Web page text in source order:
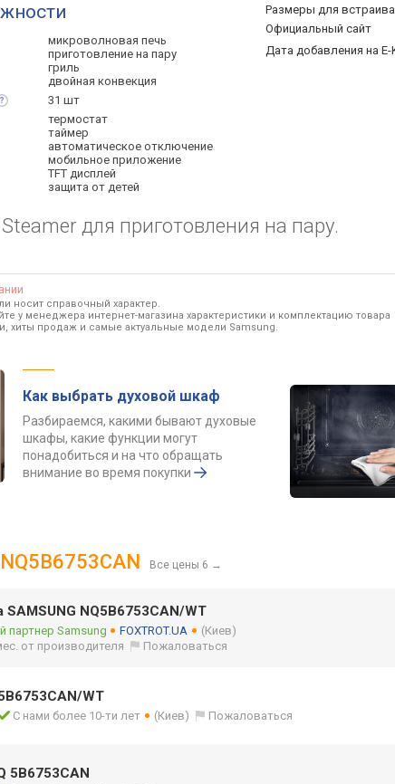
микроволновая печь
приготовление на пару
гриль
двойная конвекция
31 шт
термостат
таймер
автоматическое отключение
мобильное приложение
TFT дисплей
защита от детей
Размеры для
Официальный сайт
Дата добавления на E-
для приготовления на пару.
носит справочный характер.
у менеджера интернет-магазина характеристики и комплектацию товара
хиты продаж и самые актуальные модели Samsung.
Как выбрать духовой шкаф
Разбираемся, какими бывают духовые
шкафы, какие функции могут
понадобиться и на что обращать
внимание во время покупки
Все цены 6 →
NQ5B6753CAN/WT
партнер Samsung FOXTROT.UA
(Киев)
от производителя
Пожаловаться
WT
С нами более 10-ти лет (Киев) Пожаловаться
5B6753CAN